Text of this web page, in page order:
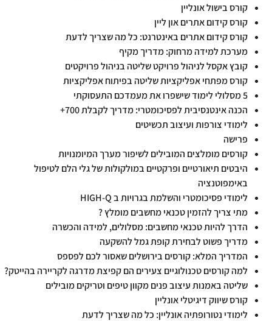
קורס בישול אונליין
קורס קידום אתרים און ליין
קורס קידום אתרים באינטרנט: כל מה שצריך לדעת
מערכת למידה מרחוק: מדריך מקיף
קובץ אקסל לניהול פרויקט שליטה בניהול פרויקטים
קורס מפתחי אפליקציות שליטה בפיתוח אפליקציות
5 מסלולי לימוד שישפרו את מעמדכם התעסוקתי
הכנה אינטנסיבית לפסיכומטרי: מדריך לקבלת 700+
לימודי צורפות ועיצוב תכשיטים
פרישה
קורסים מומלצים המובילים לשיפור מערך המיומנויות
היבטים תיאורטיים ופרקטיים במולקולות של גלי הלם לטיפול
באימפוטנציה
לימודי פסיכומטרי והשלמת בגרויות ב HIGH-Q
מתי צריך להזמין טכנאי מחשבים מומלץ ?
הדרך להיות טכנאי מחשבים: מסלולים, למידה והכשרה
מדריך פשוט לבחירת קופת גמל להשקעה
המדריך המלא: קורסים בירושלים שאסור לכם לפספס
למה קורסים טכנולוגיים צעירים הם קפיצת מדרגה לקריירה בהייטק?
שליטה באמנות עיצוב פנים מקוון טיפים וטריקים מובילים
קורס שיווק דיגיטלי אונליין
לימודי נטורופתיה אונליין: כל מה שצריך לדעת